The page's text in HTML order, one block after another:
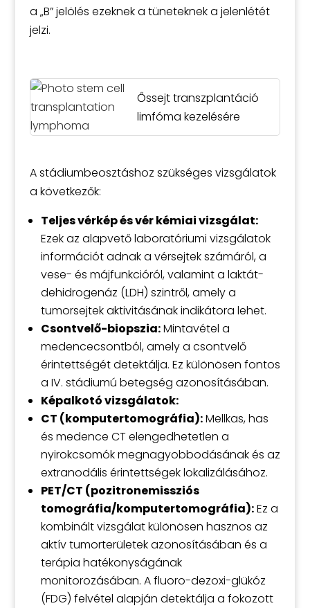
a „B” jelölés ezeknek a tüneteknek a jelenlétét
jelzi.
Őssejt transzplantáció
limfóma kezelésére
A stádiumbeosztáshoz szükséges vizsgálatok
a következők:
Teljes vérkép és vér kémiai vizsgálat:
Ezek az alapvető laboratóriumi vizsgálatok
információt adnak a vérsejtek számáról, a
vese- és májfunkcióról, valamint a laktát-
dehidrogenáz (LDH) szintről, amely a
tumorsejtek aktivitásának indikátora lehet.
Csontvelő-biopszia:Mintavétel a
medencecsontból, amely a csontvelő
érintettségét detektálja. Ez különösen fontos
a IV. stádiumú betegség azonosításában.
Képalkotó vizsgálatok:
CT (komputertomográfia):Mellkas, has
és medence CT elengedhetetlen a
nyirokcsomók megnagyobbodásának és az
extranodális érintettségek lokalizálásához.
PET/CT (pozitronemissziós
tomográfia/komputertomográfia):Ez a
kombinált vizsgálat különösen hasznos az
aktív tumorterületek azonosításában és a
terápia hatékonyságának
monitorozásában. A fluoro-dezoxi-glükóz
(FDG) felvétel alapján detektálja a fokozott